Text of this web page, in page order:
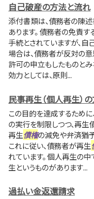
自己破産の方法と流れ
添付書類は、債務者の陳述
あります。 債務者の免責
手続とされていますが、
場合は、債務者が反対の
許可の申立もしたものと
効力としては、原則...
民事再生（個人再生）
この目的を達成するため
の実行を制限しつつ、再生
再生債権の減免や弁済猶
これに従い、債務者が再生
れています。 個人再生の
生というものがあります...
過払い金返還請求